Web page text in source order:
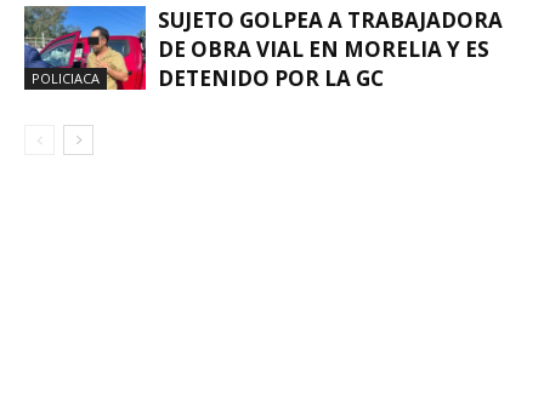
POLICIACA
SUJETO GOLPEA A TRABAJADORA
DE OBRA VIAL EN MORELIA Y ES
DETENIDO POR LA GC